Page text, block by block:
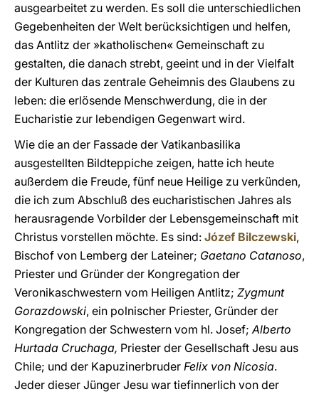
ausgearbeitet zu werden. Es soll die unterschiedlichen
Gegebenheiten der Welt berücksichtigen und helfen,
das Antlitz der »katholischen« Gemeinschaft zu
gestalten, die danach strebt, geeint und in der Vielfalt
der Kulturen das zentrale Geheimnis des Glaubens zu
leben: die erlösende Menschwerdung, die in der
Eucharistie zur lebendigen Gegenwart wird.
Wie die an der Fassade der Vatikanbasilika
ausgestellten Bildteppiche zeigen, hatte ich heute
außerdem die Freude, fünf neue Heilige zu verkünden,
die ich zum Abschluß des eucharistischen Jahres als
herausragende Vorbilder der Lebensgemeinschaft mit
Christus vorstellen möchte. Es sind: Józef Bilczewski,
Bischof von Lemberg der Lateiner; Gaetano Catanoso,
Priester und Gründer der Kongregation der
Veronikaschwestern vom Heiligen Antlitz; Zygmunt
Gorazdowski, ein polnischer Priester, Gründer der
Kongregation der Schwestern vom hl. Josef;Alberto
Hurtada Cruchaga, Priester der Gesellschaft Jesu aus
Chile; und der Kapuzinerbruder Felix von Nicosia.
Jeder dieser Jünger Jesu war tiefinnerlich von der